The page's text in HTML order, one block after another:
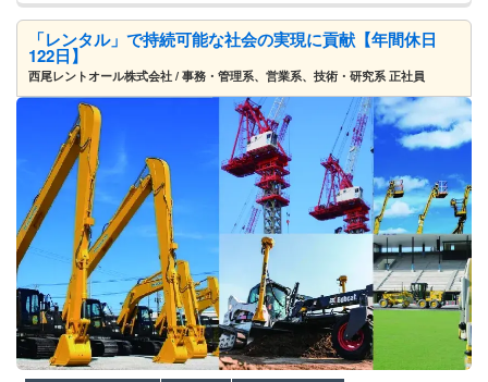
「レンタル」で持続可能な社会の実現に貢献【年間休日
122日】
西尾レントオール株式会社 / 事務・管理系、営業系、技術・研究系 正社員